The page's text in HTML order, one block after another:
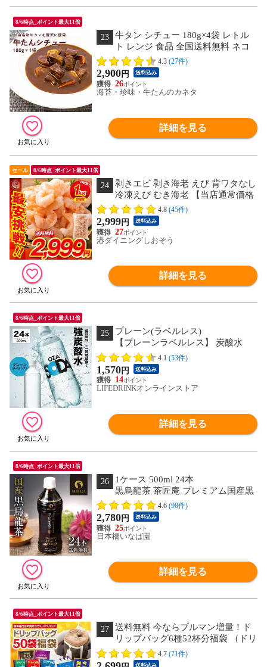
8/6時点_ポイント最大11倍
23
牛タン シチュー 180g×4袋 レトル
ト レンジ 食品 全国送料無料 ネコ
ポス カネタ●牛たんシチュー180g×4袋
●k-03
4.3 (27件)
2,900円 送料込み
26
海苔・珍味・牛たんのカネタ
詳細を見る
セール 8/6時点_ポイント最大11倍
24
剥きエビ 剥き海老 えび 背ワタなし
冷凍えび むき海老 【当店通常価格
3,999円→送料無料2,999円！】バナメイ
剥き身 1kg （解凍後800g）大粒サイズ
海鮮 冷凍 海老 1キロ 大量 贈答 送料無
料
4.8 (45件)
2,999円 送料込み
27
港ダイニングしおそう
詳細を見る
8/6時点_ポイント最大11倍
25
プレーン(ラベルレス)
【プレーンラベルレス】 炭酸水
500ml 24本 強炭酸 炭酸 無糖 OZA SODA
プレーン レモン ピンクグレープフルー
ツ ライム 1ケース 割り材 箱買い ライフ
ドリンクカンパニー LDC select
4.1 (53件)
1,570円 送料込み
14
LIFEDRINKオンラインストア
詳細を見る
8/6時点_ポイント最大11倍
26
1ケース 500ml 24本
黒烏龍茶 茶匠庵 プレミアム国産黒
烏龍茶 ペットボトル 1ケース 500ml 24
本 送料無料 国産茶葉100% 国産 ウーロ
ン茶 高ポリフェノール プレゼント ウー
ロン茶 お礼 茶匠庵 黒ウーロン茶 ポイ
4.6 (98件)
2,780円 送料込み
25
日本橋いなば園
詳細を見る
8/6時点_ポイント最大11倍
27
送料無料 今ならブルマン増量！ド
リップバッグ6種52杯分福袋 （ドリ
ップコーヒー/珈琲/おまけ付/送料込）
4.7 (71件)
送料込み